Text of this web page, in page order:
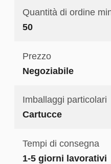
Quantità di ordine
50
Prezzo
Negoziabile
Imballaggi particolari
Cartucce
Tempi di consegna
1-5 giorni lavorativi